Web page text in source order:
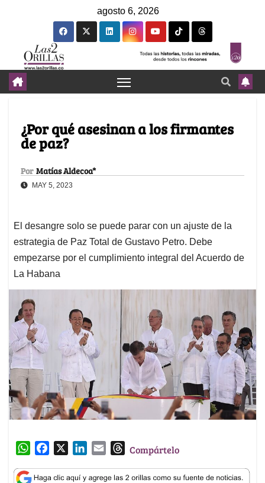
agosto 6, 2026
¿Por qué asesinan a los firmantes
de paz?
Por Matías Aldecoa*
MAY 5, 2023
El desangre solo se puede parar con un ajuste de la
estrategia de Paz Total de Gustavo Petro. Debe
empezarse por el cumplimiento integral del Acuerdo de
La Habana
W
a
c
n
a
T
r
Compártelo